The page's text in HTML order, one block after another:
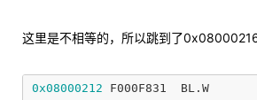
这里是不相等的，所以跳到了
0x08000212 F000F831 BL . W